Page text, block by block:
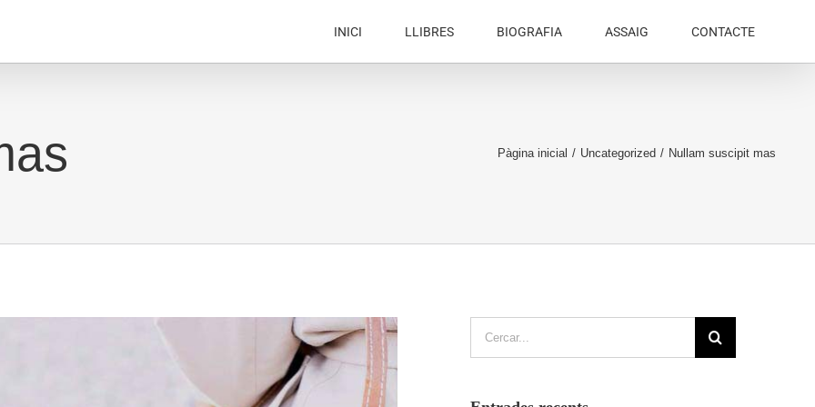
INICI LLIBRES BIOGRAFIA ASSAIG CONTACTE
Pàgina inicial / Uncategorized / Nullam suscipit mas
Cerca
…